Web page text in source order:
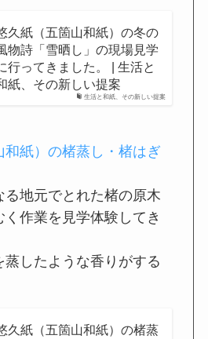
生活と和紙、その新しい提案
久紙（五箇山和紙）の冬の
物詩「雪晒し」の現場見学
行ってきました。 | 生活と
紙、その新しい提案
和紙）の楮蒸し・楮はぎ
地元でとれた楮の原木
作業を見学体験してき
したような香りがする
久紙（五箇山和紙）の楮蒸